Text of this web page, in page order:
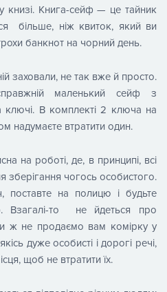
книзі. Книга-сейф — це тайник
більше, ніж квиток, який ви
банкнот на чорний день.
заховали, не так вже й просто.
маленький сейф з
ключі. В комплекті 2 ключа на
надумаєте втратити один.
на роботі, де, в принципі, всі
зберігання чогось особистого.
поставте на полицю і будьте
Взагалі-то не йдеться про
ж не продаємо вам комірку у
дуже особисті і дорогі речі,
щоб не втратити їх.